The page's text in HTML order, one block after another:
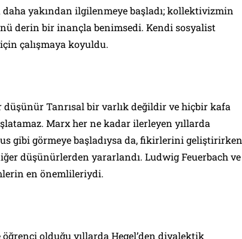
yakından ilgilenmeye başladı; kollektivizmin
derin bir inançla benimsedi. Kendi sosyalist
çalışmaya koyuldu.
Tanrısal bir varlık değildir ve hiçbir kafa
Marx her ne kadar ilerleyen yıllarda
gibi görmeye başladıysa da, fikirlerini geliştirirken
düşünürlerden yararlandı. Ludwig Feuerbach ve
en önemlileriydi.
olduğu yıllarda Hegel’den diyalektik